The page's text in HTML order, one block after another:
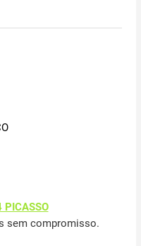
PICASSO
sem compromisso.